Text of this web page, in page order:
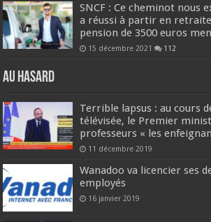
SNCF : Ce cheminot nous
a réussi à partir en retraite
pension de 3500 euros
15 décembre 2021 112
Au hasard
Terrible lapsus : au cours
télévisée, le Premier
professeurs « les
11 décembre 2019
Wanadoo va licencier ses
employés
16 janvier 2019